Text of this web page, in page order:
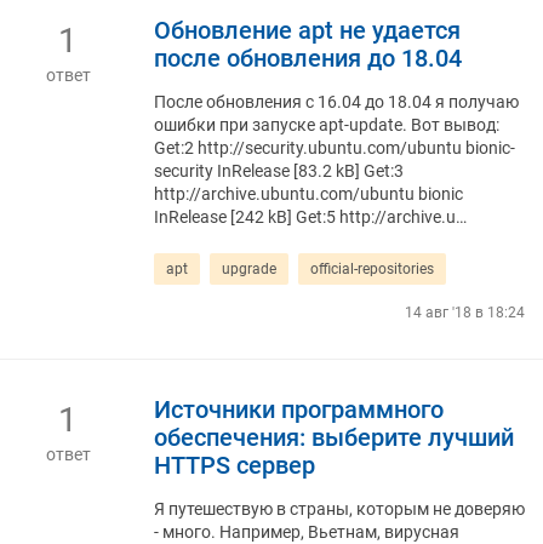
1
ответ
Обновление apt не удается
после обновления до 18.04
После обновления с 16.04 до 18.04 я получаю
ошибки при запуске apt-update. Вот вывод:
Get:2 http://security.ubuntu.com/ubuntu bionic-
security InRelease [83.2 kB] Get:3
http://archive.ubuntu.com/ubuntu bionic
InRelease [242 kB] Get:5 http://archive.u…
apt upgrade official-repositories
14 авг '18 в 18:24
1
ответ
Источники программного
обеспечения: выберите лучший
HTTPS сервер
Я путешествую в страны, которым не доверяю
- много. Например, Вьетнам, вирусная